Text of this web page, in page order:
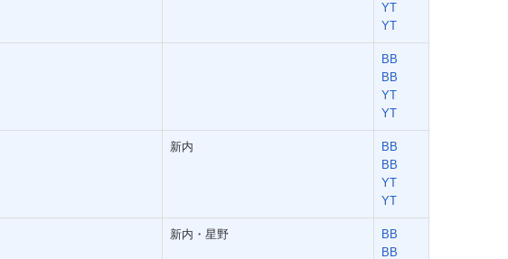
YT
YT
BB
BB
YT
YT
新内
BB
BB
YT
YT
新内・星野
BB
BB